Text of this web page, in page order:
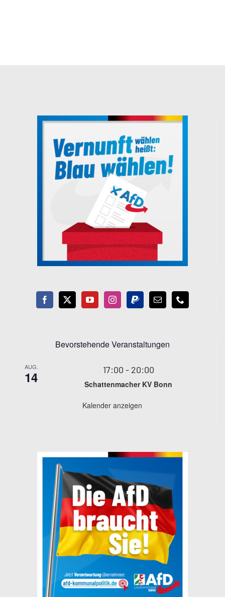
Bevorstehende Veranstaltungen
AUG.
14 17:00 - 20:00
Schattenmacher KV Bonn
Kalender anzeigen